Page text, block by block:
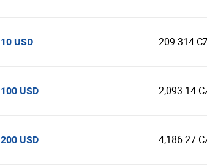
10 USD 209.314
100 USD 2,093.14
200 USD 4,186.27